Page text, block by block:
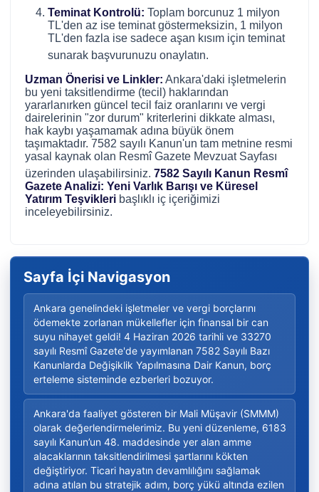
Teminat Kontrolü: Toplam borcunuz 1 milyon
TL'den az ise teminat göstermeksizin, 1 milyon
TL'den fazla ise sadece aşan kısım için teminat
sunarak başvurunuzu onaylatın.
Uzman Önerisi ve Linkler: Ankara'daki işletmelerin
bu yeni taksitlendirme (tecil) haklarından
yararlanırken güncel tecil faiz oranlarını ve vergi
dairelerinin "zor durum" kriterlerini dikkate alması,
hak kaybı yaşamamak adına büyük önem
taşımaktadır. 7582 sayılı Kanun'un tam metnine resmi
yasal kaynak olan Resmî Gazete Mevzuat Sayfası
üzerinden ulaşabilirsiniz. 7582 Sayılı Kanun Resmî
Gazete Analizi: Yeni Varlık Barışı ve Küresel
Yatırım Teşvikleri başlıklı iç içeriğimizi
inceleyebilirsiniz.
Sayfa İçi Navigasyon
Ankara genelindeki işletmeler ve vergi borçlarını
ödemekte zorlanan mükellefler için finansal bir can
suyu nihayet geldi! 4 Haziran 2026 tarihli ve 33270
sayılı Resmî Gazete'de yayımlanan 7582 Sayılı Bazı
Kanunlarda Değişiklik Yapılmasına Dair Kanun, borç
erteleme sisteminde ezberleri bozuyor.
Ankara'da faaliyet gösteren bir Mali Müşavir (SMMM)
olarak değerlendirmelerimiz. Bu yeni düzenleme, 6183
sayılı Kanun’un 48. maddesinde yer alan amme
alacaklarının taksitlendirilmesi şartlarını kökten
değiştiriyor. Ticari hayatın devamlılığını sağlamak
adına atılan bu stratejik adım, borç yükü altında ezilen